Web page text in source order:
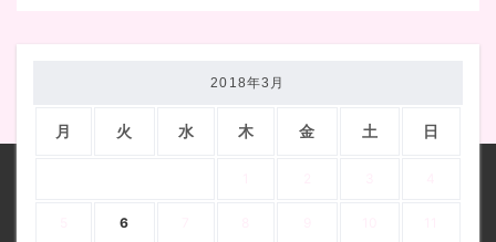
2018年3月
月 火 水 木 金 土 日
6